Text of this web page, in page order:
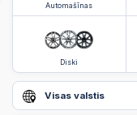
Automašīnas
Diski
Visas valstis